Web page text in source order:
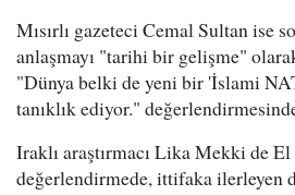
Mısırlı gazeteci Cemal Sultan ise
anlaşmayı "tarihi bir gelişme"
"Dünya belki de yeni bir 'İslami
tanıklık ediyor."
Iraklı araştırmacı Lika Mekki de El
değerlendirmede, ittifaka ilerleyen